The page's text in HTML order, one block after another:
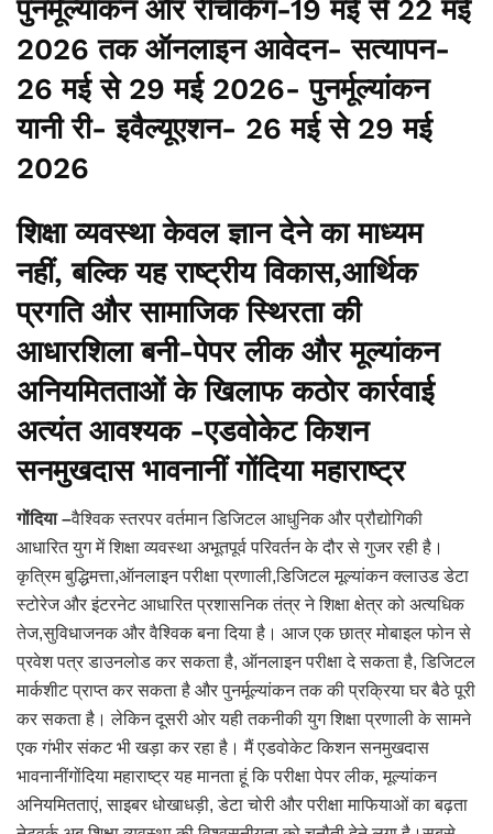
पुनर्मूल्यांकन और रीचेकिंग-19 मई से 22 मई
2026 तक ऑनलाइन आवेदन- सत्यापन-
26 मई से 29 मई 2026- पुनर्मूल्यांकन
यानी री- इवैल्यूएशन- 26 मई से 29 मई
2026
शिक्षा व्यवस्था केवल ज्ञान देने का माध्यम
नहीं, बल्कि यह राष्ट्रीय विकास,आर्थिक
प्रगति और सामाजिक स्थिरता की
आधारशिला बनी-पेपर लीक और मूल्यांकन
अनियमितताओं के खिलाफ कठोर कार्रवाई
अत्यंत आवश्यक -एडवोकेट किशन
सनमुखदास भावनानीं गोंदिया महाराष्ट्र
गोंदिया –वैश्विक स्तरपर वर्तमान डिजिटल आधुनिक और प्रौद्योगिकी
आधारित युग में शिक्षा व्यवस्था अभूतपूर्व परिवर्तन के दौर से गुजर रही है।
कृत्रिम बुद्धिमत्ता,ऑनलाइन परीक्षा प्रणाली,डिजिटल मूल्यांकन क्लाउड डेटा
स्टोरेज और इंटरनेट आधारित प्रशासनिक तंत्र ने शिक्षा क्षेत्र को अत्यधिक
तेज,सुविधाजनक और वैश्विक बना दिया है। आज एक छात्र मोबाइल फोन से
प्रवेश पत्र डाउनलोड कर सकता है, ऑनलाइन परीक्षा दे सकता है, डिजिटल
मार्कशीट प्राप्त कर सकता है और पुनर्मूल्यांकन तक की प्रक्रिया घर बैठे पूरी
कर सकता है। लेकिन दूसरी ओर यही तकनीकी युग शिक्षा प्रणाली के सामने
एक गंभीर संकट भी खड़ा कर रहा है। मैं एडवोकेट किशन सनमुखदास
भावनानींगोंदिया महाराष्ट्र यह मानता हूं कि परीक्षा पेपर लीक, मूल्यांकन
अनियमितताएं, साइबर धोखाधड़ी, डेटा चोरी और परीक्षा माफियाओं का बढ़ता